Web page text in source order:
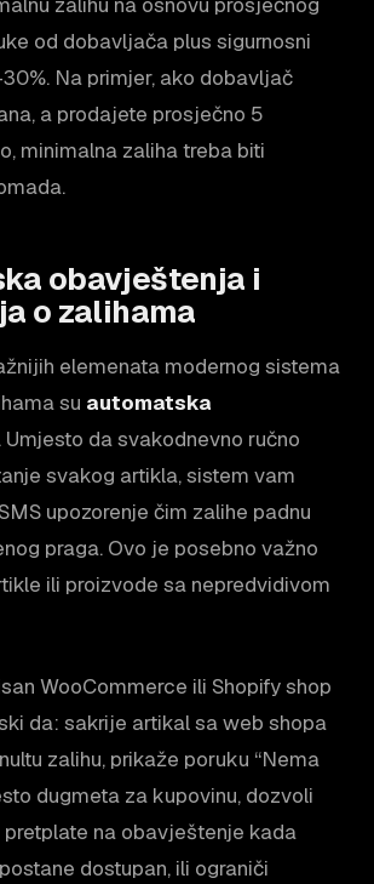
zalihu na osnovu prosječnog
od dobavljača plus sigurnosni
Na primjer, ako dobavljač
a prodajete prosječno 5
minimalna zaliha treba biti
obavještenja i
o zalihama
elemenata modernog sistema
su automatska
. Umjesto da svakodnevno ručno
svakog artikla, sistem vam
upozorenje čim zalihe padnu
praga. Ovo je posebno važno
ili proizvode sa nepredvidivom
WooCommerce ili Shopify shop
da: sakrije artikal sa web shopa
zalihu, prikaže poruku “Nema
dugmeta za kupovinu, dozvoli
na obavještenje kada
dostupan, ili ograniči